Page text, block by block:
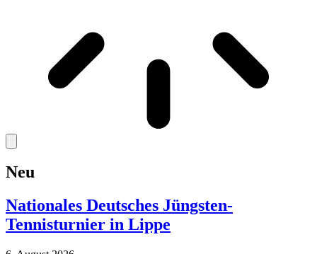
Neu
Nationales Deutsches Jüngsten-
Tennisturnier in Lippe